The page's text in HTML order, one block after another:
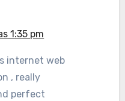
1:35 pm
internet web
, really
perfect